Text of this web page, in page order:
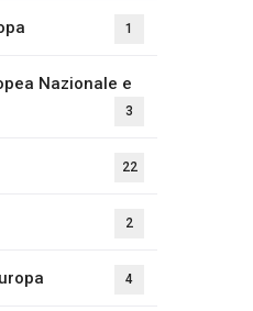
1
Nazionale e
3
22
2
4